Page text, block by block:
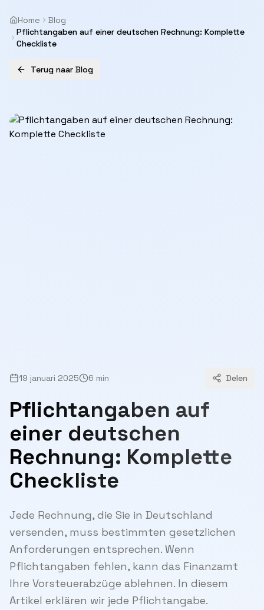
Home
Blog
Pflichtangaben auf einer deutschen Rechnung: Komplette
Checkliste
Terug naar Blog
19 januari 2025 6 min Delen
Pflichtangaben auf
einer deutschen
Rechnung: Komplette
Checkliste
Jede Rechnung, die Sie in Deutschland
versenden, muss bestimmten gesetzlichen
Anforderungen entsprechen. Wenn
Pflichtangaben fehlen, kann das Finanzamt
Ihre Vorsteuerabzüge ablehnen. In diesem
Artikel erklären wir jede Pflichtangabe.